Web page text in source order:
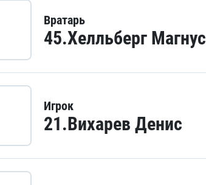
Вратарь
45.Хелльберг Магнус
Игрок
21.Вихарев Денис